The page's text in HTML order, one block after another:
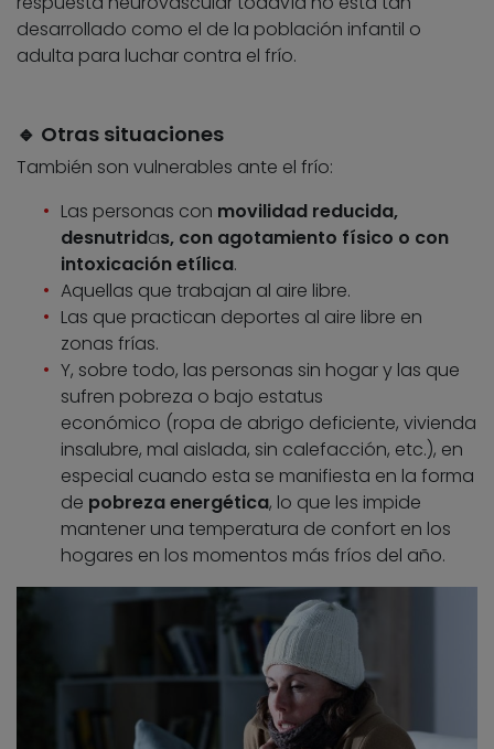
desarrollado como el de la población infantil o
adulta para luchar contra el frío.
🔹 Otras situaciones
También son vulnerables ante el frío:
Las personas con movilidad reducida,
desnutridas, con agotamiento físico o con
intoxicación etílica.
Aquellas que trabajan al aire libre.
Las que practican deportes al aire libre en
zonas frías.
Y, sobre todo, las personas sin hogar y las que
sufren pobreza o bajo estatus
económico (ropa de abrigo deficiente, vivienda
insalubre, mal aislada, sin calefacción, etc.), en
especial cuando esta se manifiesta en la forma
de pobreza energética, lo que les impide
mantener una temperatura de confort en los
hogares en los momentos más fríos del año.